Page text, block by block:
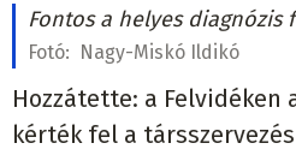
Fontos a helyes diagnózis
Fotó: Nagy-Miskó Ildikó
Hozzátette: a Felvidéken
kérték fel a